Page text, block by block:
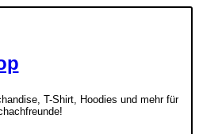
T-Shirt, Hoodies und mehr für